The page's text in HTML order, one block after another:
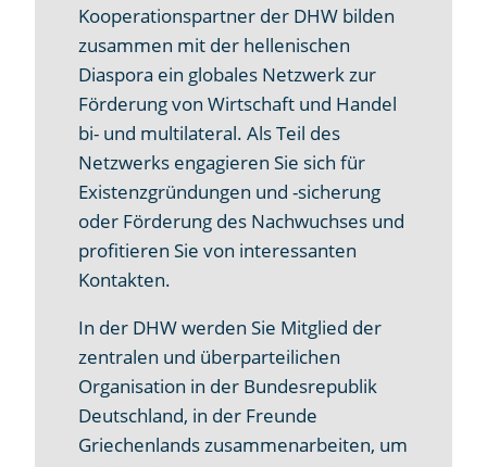
Kooperationspartner der DHW bilden
zusammen mit der hellenischen
Diaspora ein globales Netzwerk zur
Förderung von Wirtschaft und Handel
bi- und multilateral. Als Teil des
Netzwerks engagieren Sie sich für
Existenzgründungen und -sicherung
oder Förderung des Nachwuchses und
profitieren Sie von interessanten
Kontakten.
In der DHW werden Sie Mitglied der
zentralen und überparteilichen
Organisation in der Bundesrepublik
Deutschland, in der Freunde
Griechenlands zusammenarbeiten, um